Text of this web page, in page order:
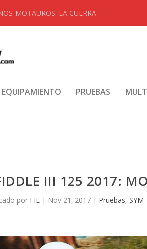
MOTAUROS: LA GUERRA.
EQUIPAMIENTO PRUEBAS
III 125 2017:
por FIL| Nov 21, 2017| Pruebas, SYM